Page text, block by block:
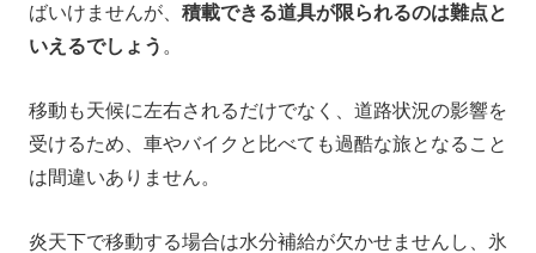
ばいけませんが、 積載できる道具が限られるのは難点と
いえるでしょう 。
移動も天候に左右されるだけでなく、道路状況の影響を
受けるため、車やバイクと比べても過酷な旅となること
は間違いありません。
炎天下で移動する場合は水分補給が欠かせませんし、氷